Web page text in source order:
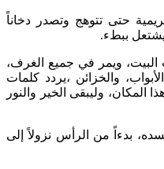
حتى تتوهج وتصدر دخاناً
يشتعل ببطء.
ويمر في جميع الغرف،
والخزائن ،يردد كلمات
وليبقى الخير والنور
بدءاً من الرأس نزولاً إلى